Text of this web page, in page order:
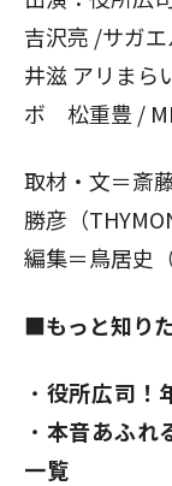
吉沢亮 /サガ
井滋 アリま
ボ 松重豊 /
取材・文＝斎
勝彦（
編集＝鳥居史
■もっと知り
役所広司！
本音あふれ
一覧